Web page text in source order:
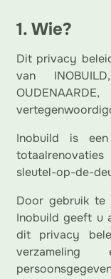
1. Wie?
Dit privacy
van
Inobuild is
sleutel-op-de-
Door gebruik te
Inobuild geeft u
dit privacy